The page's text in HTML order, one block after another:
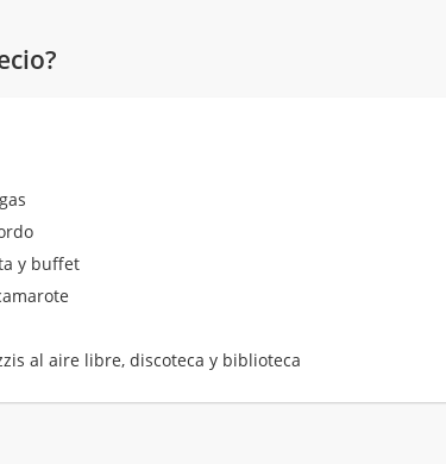
y buffet
al aire libre, discoteca y biblioteca